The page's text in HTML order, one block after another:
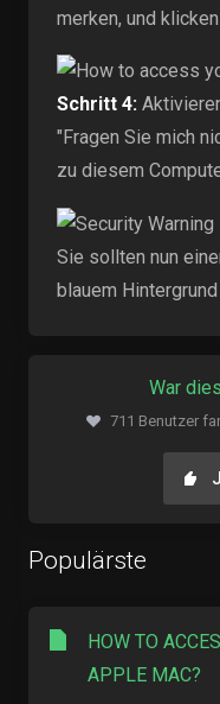
merken, und klicken
Schritt 4:
"Fragen Sie mich
zu diesem
Sie sollten nun
blauem
War
711 Benutzer
Populärste
HOW TO
APPLE MAC?